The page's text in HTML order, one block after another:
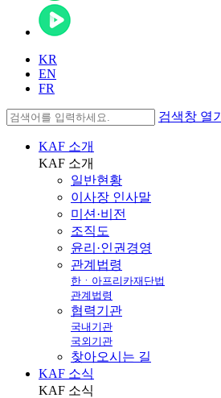
KR
EN
FR
검색창 열기
KAF 소개
KAF 소개
일반현황
이사장 인사말
미션·비전
조직도
윤리·인권경영
관계법령
한ㆍ아프리카재단법
관계법령
협력기관
국내기관
국외기관
찾아오시는 길
KAF 소식
KAF 소식